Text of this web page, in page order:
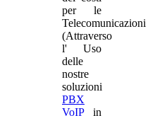
per le
Telecomunicazioni
(Attraverso
l' Uso
delle
nostre
soluzioni
PBX
VoIPin